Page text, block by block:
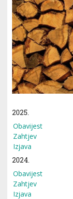
2025.
Obavijest
Zahtjev
Izjava
2024.
Obavijest
Zahtjev
Izjava